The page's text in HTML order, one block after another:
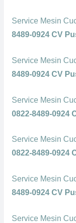
Service Mesin
8489-0924 CV
Service Mesin
8489-0924 CV
Service Mesin
0822-8489-0924
Service Mesin
0822-8489-0924
Service Mesin
8489-0924 CV
Service Mesin